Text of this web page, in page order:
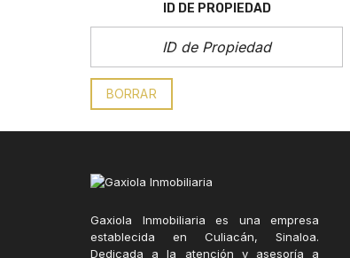
ID DE PROPIEDAD
BORRAR
Gaxiola Inmobiliaria es una empresa
establecida en Culiacán, Sinaloa.
Dedicada a la atención y asesoría a